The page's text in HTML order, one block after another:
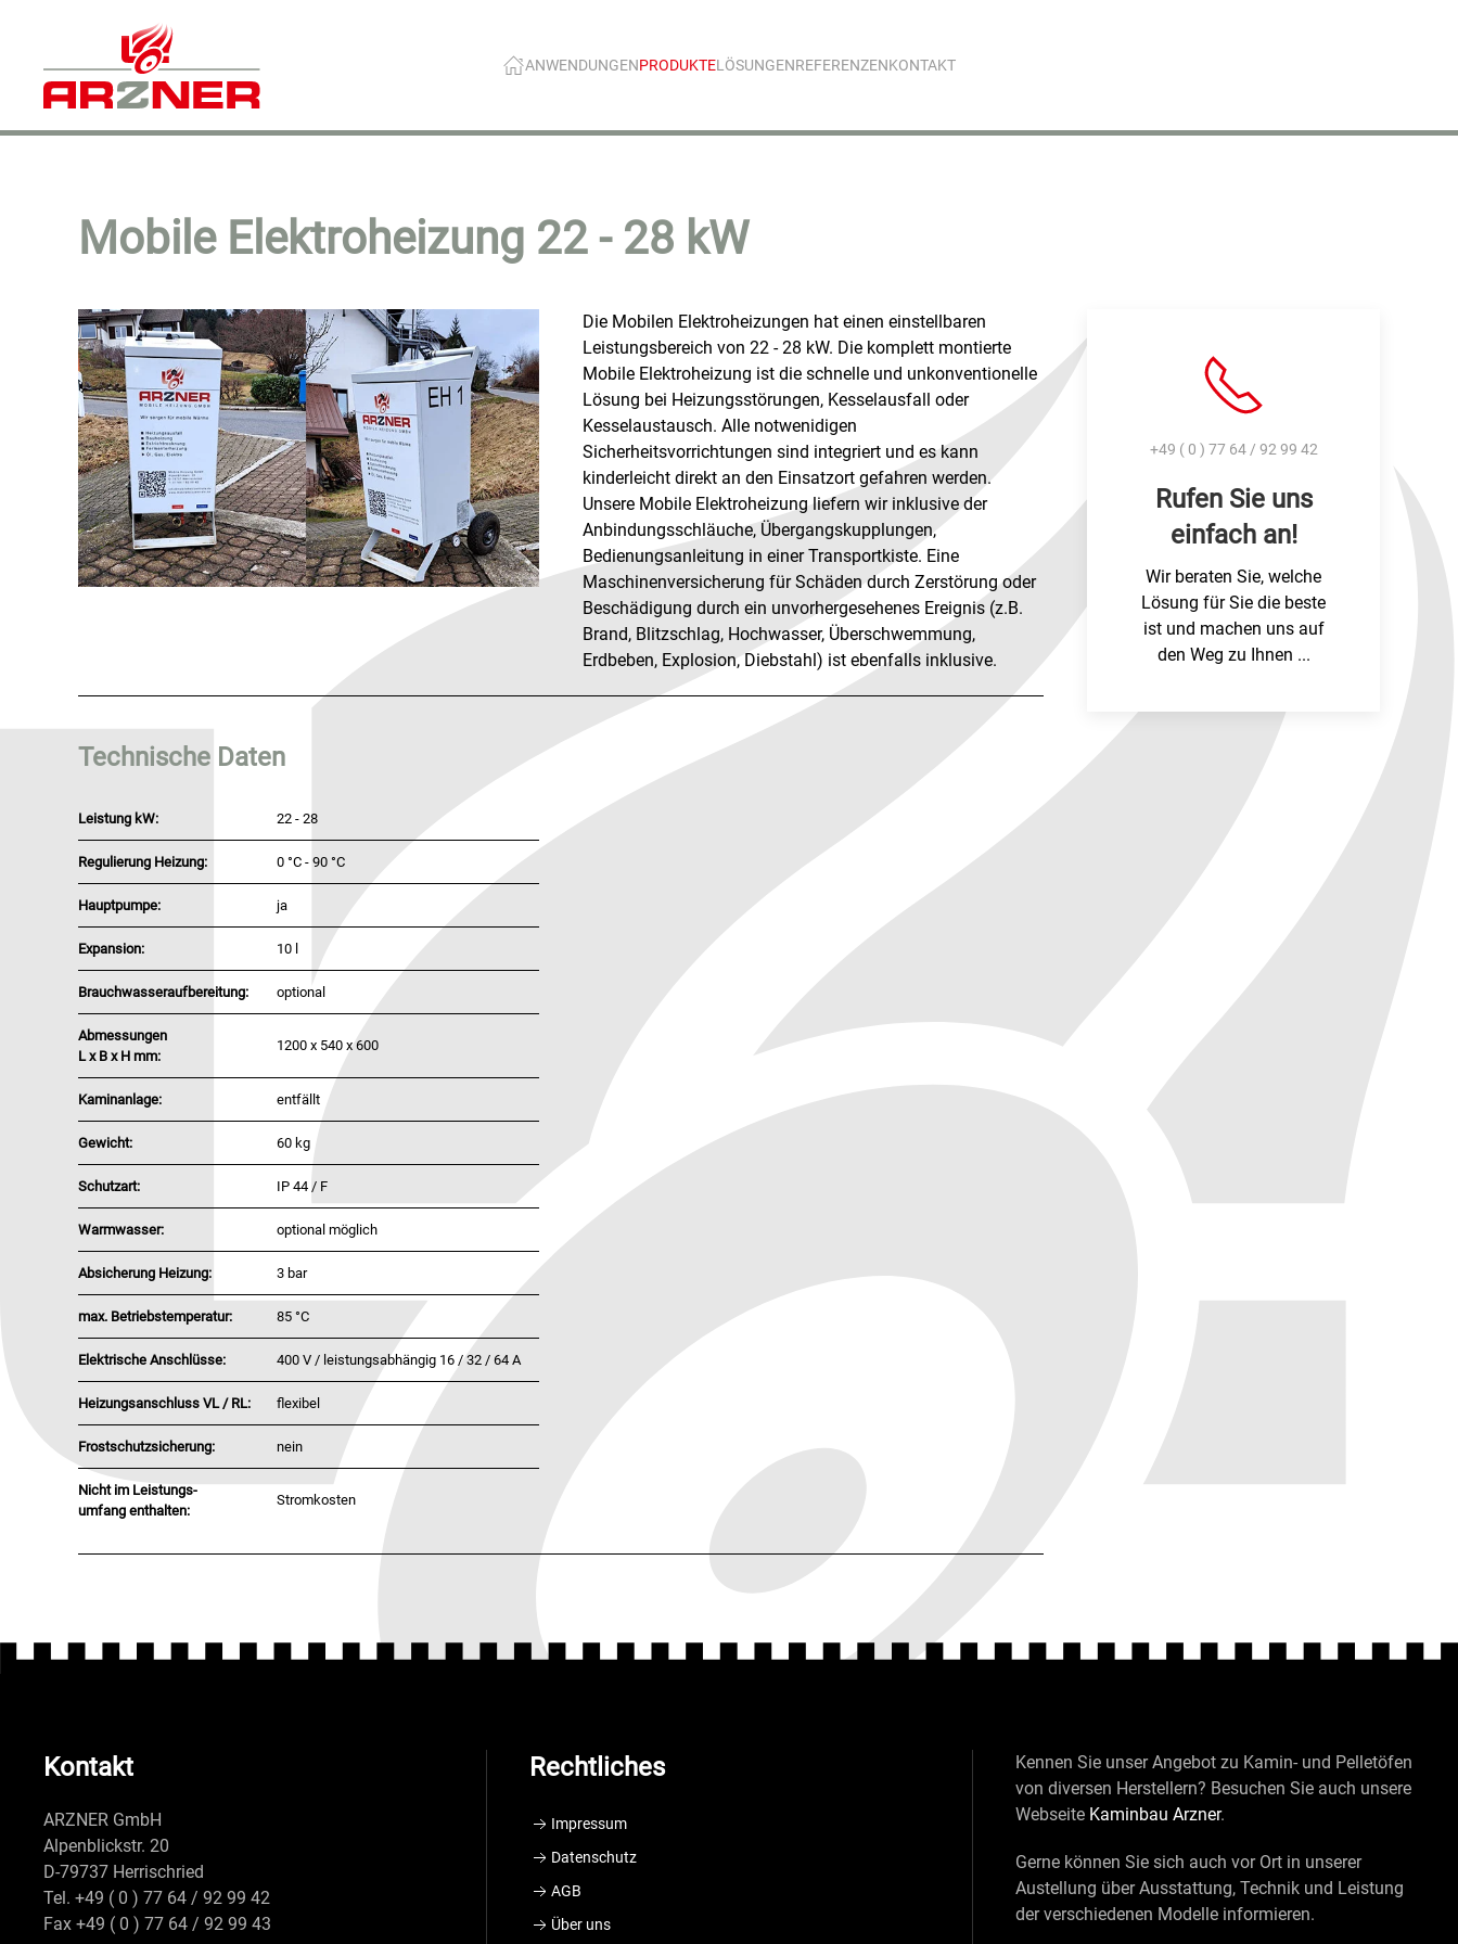
Skip to main content ANWENDUNGENPRODUKTELÖSUNGENREFERENZENKONTAKT
Mobile Elektroheizung 22 - 28 kW
Die Mobilen Elektroheizungen hat einen einstellbaren
Leistungsbereich von 22 - 28 kW. Die komplett montierte
Mobile Elektroheizung ist die schnelle und unkonventionelle
Lösung bei Heizungsstörungen, Kesselausfall oder
Kesselaustausch. Alle notwenidigen
Sicherheitsvorrichtungen sind integriert und es kann
kinderleicht direkt an den Einsatzort gefahren werden.
Unsere Mobile Elektroheizung liefern wir inklusive der
Anbindungsschläuche, Übergangskupplungen,
Bedienungsanleitung in einer Transportkiste. Eine
Maschinenversicherung für Schäden durch Zerstörung oder
Beschädigung durch ein unvorhergesehenes Ereignis (z.B.
Brand, Blitzschlag, Hochwasser, Überschwemmung,
Erdbeben, Explosion, Diebstahl) ist ebenfalls inklusive.
Technische Daten
Leistung kW: 22 - 28
Regulierung Heizung: 0 °C - 90 °C
Hauptpumpe: ja
Expansion: 10 l
Brauchwasseraufbereitung: optional
Abmessungen
L x B x H mm:
1200 x 540 x 600
Kaminanlage: entfällt
Gewicht: 60 kg
Schutzart: IP 44 / F
Warmwasser: optional möglich
Absicherung Heizung: 3 bar
max. Betriebstemperatur: 85 °C
Elektrische Anschlüsse: 400 V / leistungsabhängig 16 / 32 / 64 A
Heizungsanschluss VL / RL: flexibel
Frostschutzsicherung: nein
Nicht im Leistungs-
umfang enthalten:
Stromkosten
+49 ( 0 ) 77 64 / 92 99 42
Rufen Sie uns
einfach an!
Wir beraten Sie, welche
Lösung für Sie die beste
ist und machen uns auf
den Weg zu Ihnen ...
Kontakt
ARZNER GmbH
Alpenblickstr. 20
D-79737 Herrischried
Tel. +49 ( 0 ) 77 64 / 92 99 42
Fax +49 ( 0 ) 77 64 / 92 99 43
Rechtliches
Impressum
Datenschutz
AGB
Über uns
Kennen Sie unser Angebot zu Kamin- und Pelletöfen
von diversen Herstellern? Besuchen Sie auch unsere
Webseite Kaminbau Arzner.
Gerne können Sie sich auch vor Ort in unserer
Austellung über Ausstattung, Technik und Leistung
der verschiedenen Modelle informieren.